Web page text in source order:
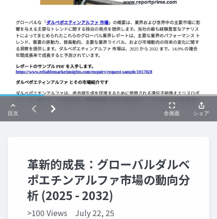
革新的成長：グローバルダルベ
ポエチンアルファ市場の動向分
析 (2025 - 2032)
>100 Views July 22, 25